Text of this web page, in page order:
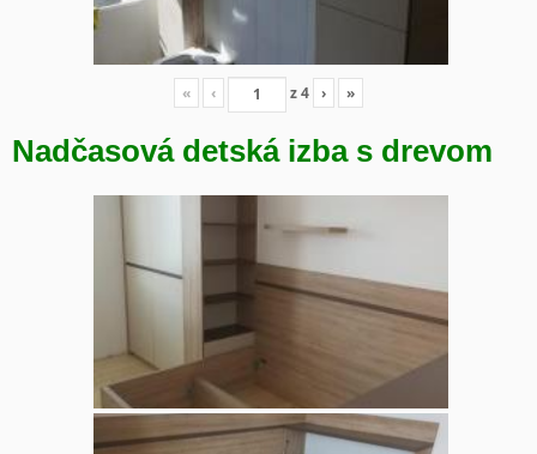
« ‹ z4 › »
Nadčasová detská izba s drevom